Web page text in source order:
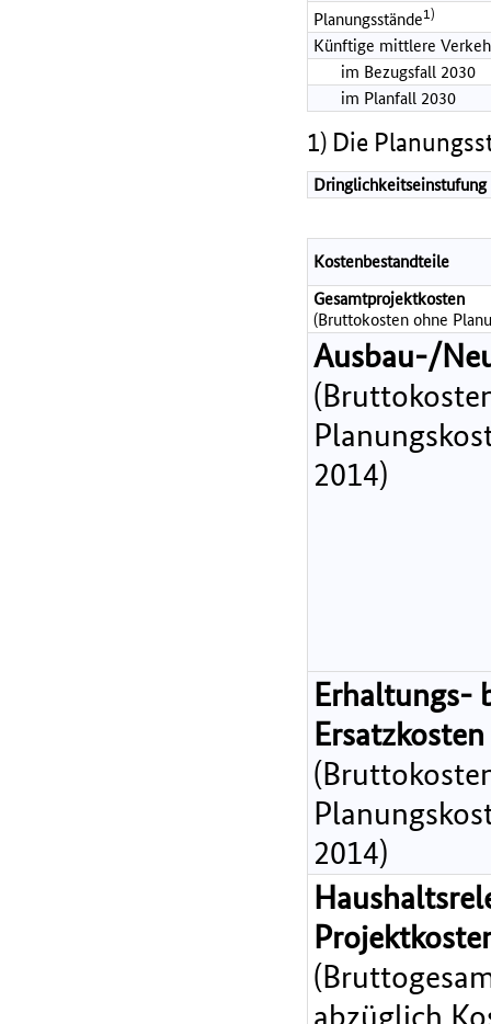
Planungsstände1)
Künftige mittlere
im Bezugsfall 2030
im Planfall 2030
1) Die
Dringlichkeitseinstufung
Kostenbestandteile
Gesamtprojektkosten
(Bruttokosten ohne
Ausbau-/
2014)
Erhaltungs-
Ersatzkosten
2014)
abzüglich